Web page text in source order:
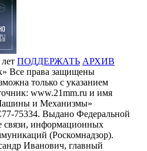
ПОДДЕРЖАТЬ АРХИВ
Все права защищены
только с указанием
www.21mm.ru и имя
и Механизмы»
75334. Выдано Федеральной
связи, информационных
(Роскомнадзор).
Иванович, главный